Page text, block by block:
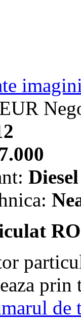
Diesel
RO
prin
de